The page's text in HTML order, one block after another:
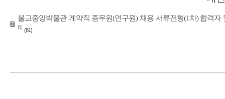
불교중앙박물관 계약직 종무원(연구원) 채용 서류전형(1차) 합격자
B) (81)